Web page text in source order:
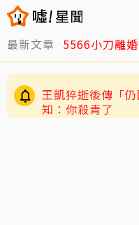
最新文章 5566小刀離婚
王凱猝逝後傳「
知：你殺青了